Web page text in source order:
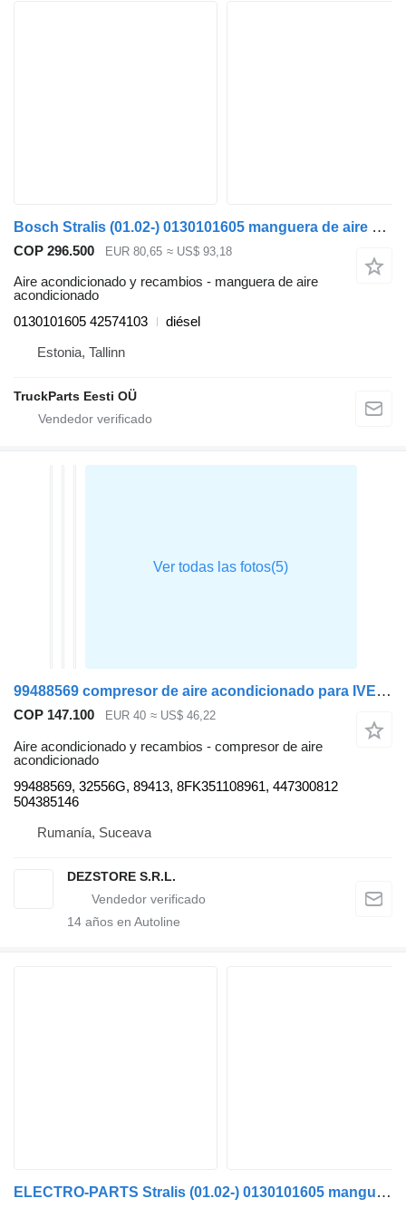
Bosch Stralis (01.02-) 0130101605 manguera de aire acondicionado para IVECO Stralis, Trakker (2002-) cabeza tractora
COP 296.500 EUR 80,65 ≈ US$ 93,18
Aire acondicionado y recambios - manguera de aire
acondicionado
0130101605 42574103
diésel
Estonia, Tallinn
TruckParts Eesti OÜ
99488569 compresor de aire acondicionado para IVECO STRALIS cabeza tractora
COP 147.100 EUR 40 ≈ US$ 46,22
Aire acondicionado y recambios - compresor de aire
acondicionado
99488569, 32556G, 89413, 8FK351108961, 447300812
504385146
Rumanía, Suceava
DEZSTORE S.R.L.
14 años en Autoline
ELECTRO-PARTS Stralis (01.02-) 0130101605 manguera de aire acondicionado para IVECO Stralis, Trakker (2002-) cabeza tractora